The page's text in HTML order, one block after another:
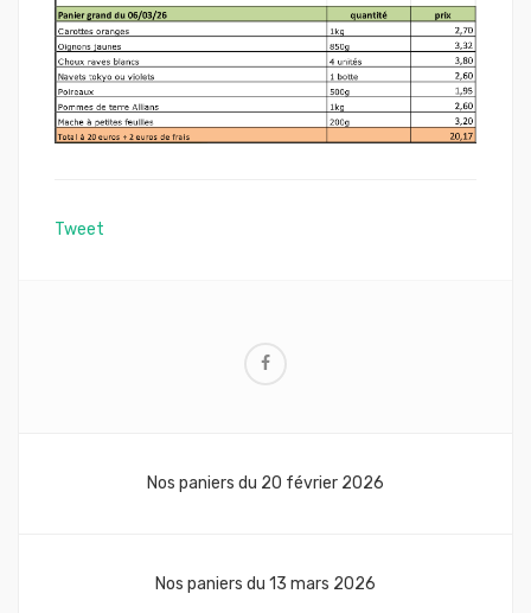
Tweet
Nos paniers du 20 février 2026
Nos paniers du 13 mars 2026